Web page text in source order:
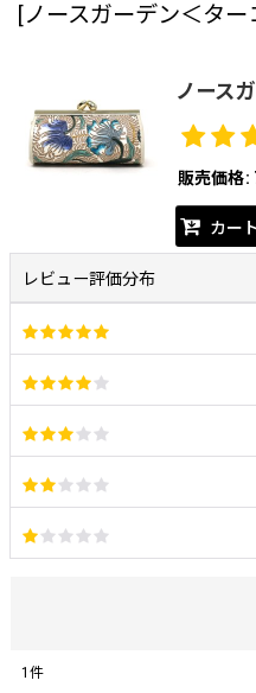
[ノースガーデン＜タ
ノース
販売価格:
カー
レビュー評価分布
1 件